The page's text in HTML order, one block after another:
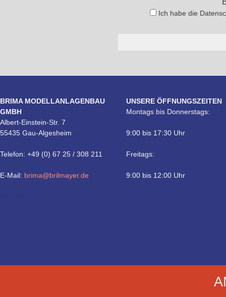
Ich habe die
BRIMA MODELLANLAGENBAU
GMBH
Albert-Einstein-Str. 7
55435 Gau-Algesheim
Telefon: +49 (0) 67 25 / 308 211
E-Mail: brima@brilmayer.de
UNSERE ÖFFNUNGSZEITEN
Montags bis Donnerstags:
9:00 bis 17:30 Uhr
Freitags:
9:00 bis 12:00 Uhr